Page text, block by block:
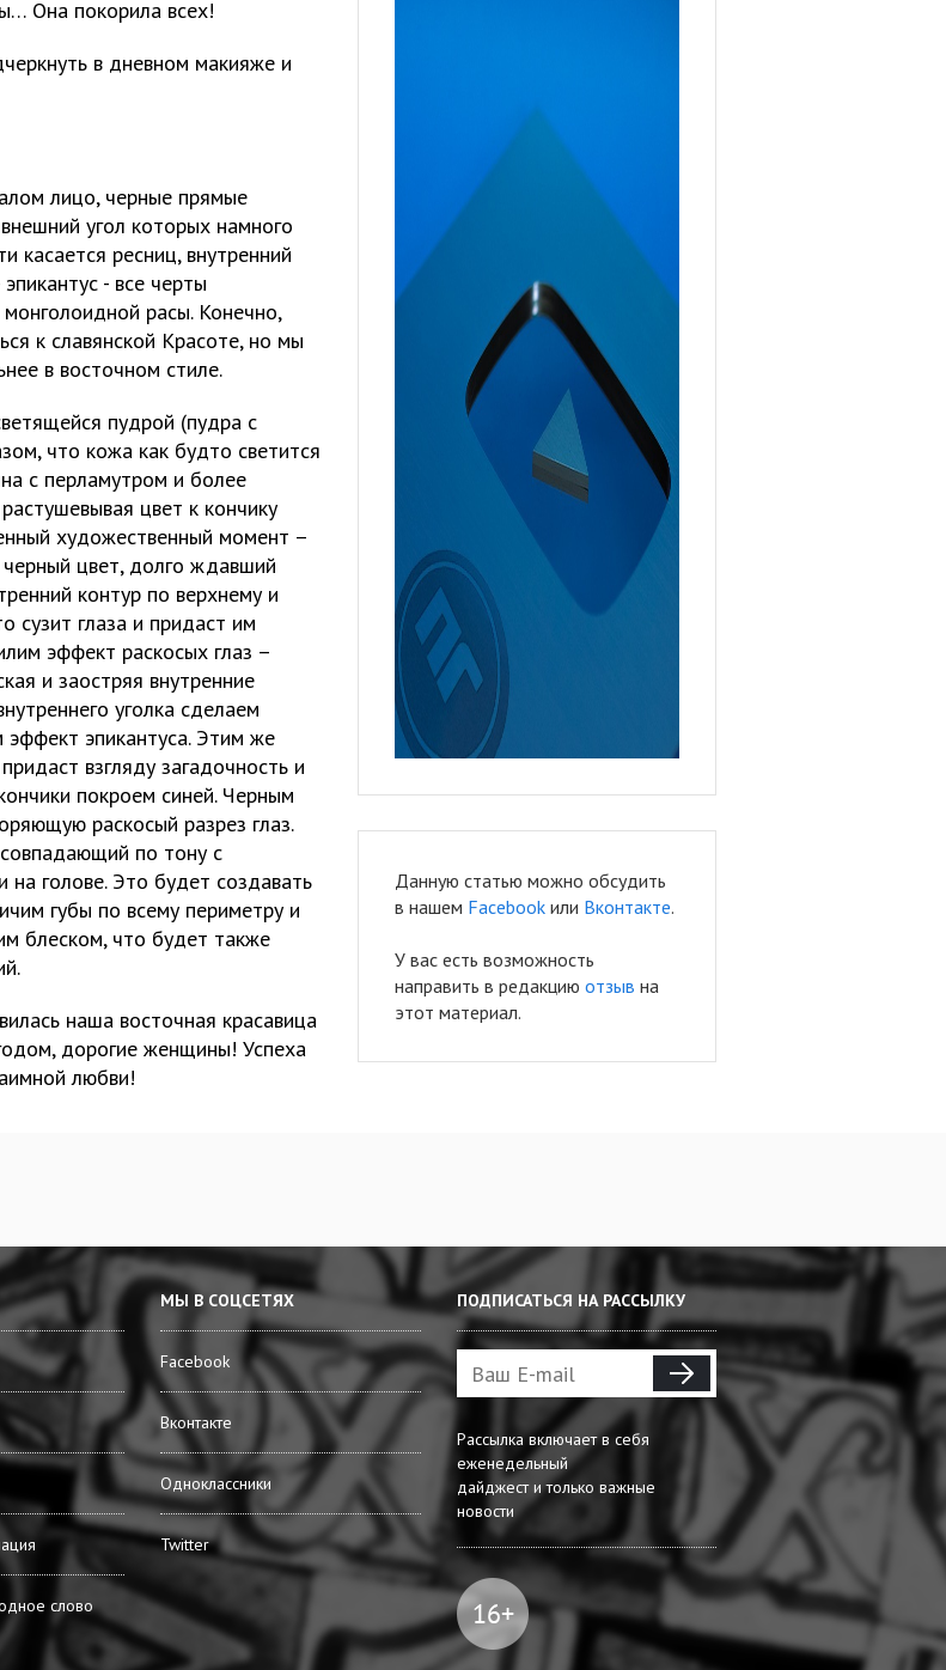
Она покорила всех!
в дневном макияже и
лицо, черные прямые
угол которых намного
касается ресниц, внутренний
- все черты
расы. Конечно,
к славянской Красоте, но мы
в восточном стиле.
пудрой (пудра с
что кожа как будто светится
с перламутром и более
цвет к кончику
художественный момент –
цвет, долго ждавший
контур по верхнему и
сузит глаза и придаст им
эффект раскосых глаз –
и заостряя внутренние
уголка сделаем
эпикантуса. Этим же
взгляду загадочность и
покроем синей. Черным
раскосый разрез глаз.
по тону с
голове. Это будет создавать
губы по всему периметру и
блеском, что будет также
наша восточная красавица
дорогие женщины! Успеха
любви!
Данную статью можно обсудить
в нашем Facebook или Вконтакте.
У вас есть возможность
направить в редакцию отзыв на
этот материал.
слово
МЫ В СОЦСЕТЯХ
Facebook
Вконтакте
Одноклассники
Twitter
ПОДПИСАТЬСЯ НА РАССЫЛКУ
Рассылка включает в себя
еженедельный
дайджест и только важные
новости